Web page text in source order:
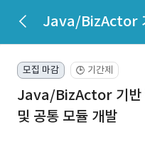
모집 마감 🕒 기간제
Java/BizActor 기반
및 공통 모듈 개발